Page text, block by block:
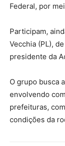
Federal, por
Participam,
Vecchia (PL),
presidente da
O grupo busca
envolvendo
prefeituras,
condições da